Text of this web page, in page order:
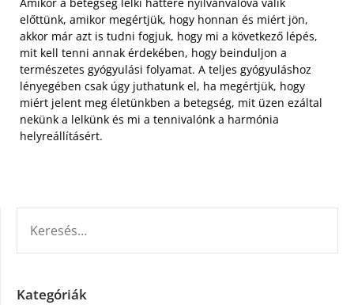
előttünk, amikor megértjük, hogy honnan és miért jön,
akkor már azt is tudni fogjuk, hogy mi a következő lépés,
mit kell tenni annak érdekében, hogy beinduljon a
természetes gyógyulási folyamat. A teljes gyógyuláshoz
lényegében csak úgy juthatunk el, ha megértjük, hogy
miért jelent meg életünkben a betegség, mit üzen ezáltal
nekünk a lelkünk és mi a tennivalónk a harmónia
helyreállításért.
Kategóriák